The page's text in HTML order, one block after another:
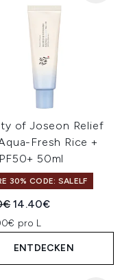
of Joseon Relief
Fresh Rice +
50ml
30% CODE: SALELF
Aktueller Preis:
14.40€
pro L
ENTDECKEN